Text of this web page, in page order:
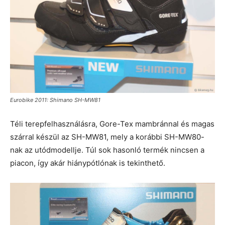
Eurobike 2011: Shimano SH-MW81
Téli terepfelhasználásra, Gore-Tex mambránnal és magas
szárral készül az SH-MW81, mely a korábbi SH-MW80-
nak az utódmodellje. Túl sok hasonló termék nincsen a
piacon, így akár hiánypótlónak is tekinthető.